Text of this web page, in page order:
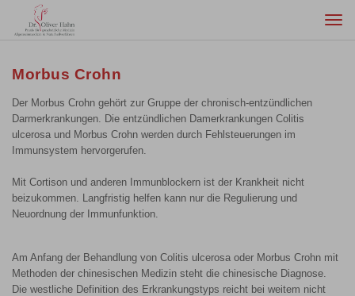
Morbus Crohn
Der Morbus Crohn gehört zur Gruppe der chronisch-entzündlichen
Darmerkrankungen. Die entzündlichen Damerkrankungen Colitis
ulcerosa und Morbus Crohn werden durch Fehlsteuerungen im
Immunsystem hervorgerufen.
Mit Cortison und anderen Immunblockern ist der Krankheit nicht
beizukommen. Langfristig helfen kann nur die Regulierung und
Neuordnung der Immunfunktion.
Am Anfang der Behandlung von Colitis ulcerosa oder Morbus Crohn mit
Methoden der chinesischen Medizin steht die chinesische Diagnose.
Die westliche Definition des Erkrankungstyps reicht bei weitem nicht